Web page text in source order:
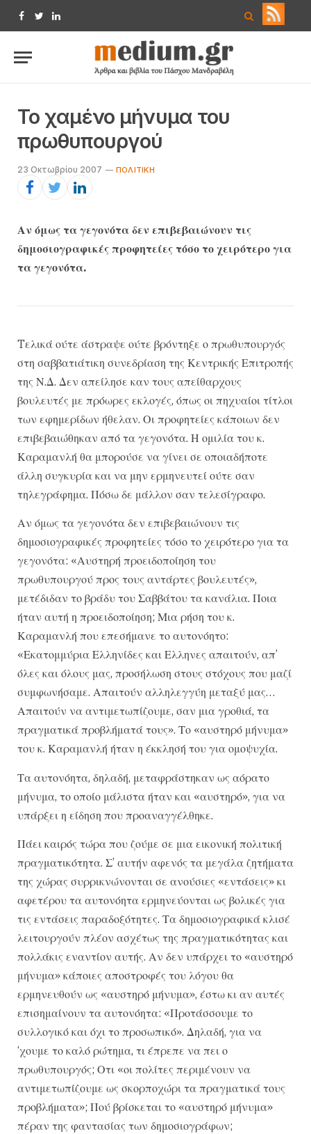
Facebook
TwitterLinkedIn
Το χαμένο μήνυμα του
πρωθυπουργού
23 Οκτωβρίου 2007 ΠΟΛΙΤΙΚΉ
Αν όμως τα γεγονότα δεν επιβεβαιώνουν τις
δημοσιογραφικές προφητείες τόσο το χειρότερο για
τα γεγονότα.
Tελικά ούτε άστραψε ούτε βρόντηξε ο πρωθυπουργός
στη σαββατιάτικη συνεδρίαση της Κεντρικής Επιτροπής
της Ν.Δ. Δεν απείλησε καν τους απείθαρχους
βουλευτές με πρόωρες εκλογές, όπως οι πηχυαίοι τίτλοι
των εφημερίδων ήθελαν. Οι προφητείες κάποιων δεν
επιβεβαιώθηκαν από τα γεγονότα. Η ομιλία του κ.
Καραμανλή θα μπορούσε να γίνει σε οποιαδήποτε
άλλη συγκυρία και να μην ερμηνευτεί ούτε σαν
τηλεγράφημα. Πόσω δε μάλλον σαν τελεσίγραφο.
Αν όμως τα γεγονότα δεν επιβεβαιώνουν τις
δημοσιογραφικές προφητείες τόσο το χειρότερο για τα
γεγονότα: «Αυστηρή προειδοποίηση του
πρωθυπουργού προς τους αντάρτες βουλευτές»,
μετέδιδαν το βράδυ του Σαββάτου τα κανάλια. Ποια
ήταν αυτή η προειδοποίηση; Μια ρήση του κ.
Καραμανλή που επεσήμανε το αυτονόητο:
«Εκατομμύρια Ελληνίδες και Ελληνες απαιτούν, απ’
όλες και όλους μας, προσήλωση στους στόχους που μαζί
συμφωνήσαμε. Απαιτούν αλληλεγγύη μεταξύ μας…
Απαιτούν να αντιμετωπίζουμε, σαν μια γροθιά, τα
πραγματικά προβλήματά τους». Το «αυστηρό μήνυμα»
του κ. Καραμανλή ήταν η έκκλησή του για ομοψυχία.
Τα αυτονόητα, δηλαδή, μεταφράστηκαν ως αόρατο
μήνυμα, το οποίο μάλιστα ήταν και «αυστηρό», για να
υπάρξει η είδηση που προαναγγέλθηκε.
Πάει καιρός τώρα που ζούμε σε μια εικονική πολιτική
πραγματικότητα. Σ’ αυτήν αφενός τα μεγάλα ζητήματα
της χώρας συρρικνώνονται σε ανούσιες «εντάσεις» κι
αφετέρου τα αυτονόητα ερμηνεύονται ως βολικές για
τις εντάσεις παραδοξότητες. Τα δημοσιογραφικά κλισέ
λειτουργούν πλέον ασχέτως της πραγματικότητας και
πολλάκις εναντίον αυτής. Αν δεν υπάρχει το «αυστηρό
μήνυμα» κάποιες αποστροφές του λόγου θα
ερμηνευθούν ως «αυστηρό μήνυμα», έστω κι αν αυτές
επισημαίνουν τα αυτονόητα: «Προτάσσουμε το
συλλογικό και όχι το προσωπικό». Δηλαδή, για να
‘χουμε το καλό ρώτημα, τι έπρεπε να πει ο
πρωθυπουργός; Οτι «οι πολίτες περιμένουν να
αντιμετωπίζουμε ως σκορποχώρι τα πραγματικά τους
προβλήματα»; Πού βρίσκεται το «αυστηρό μήνυμα»
πέραν της φαντασίας των δημοσιογράφων;